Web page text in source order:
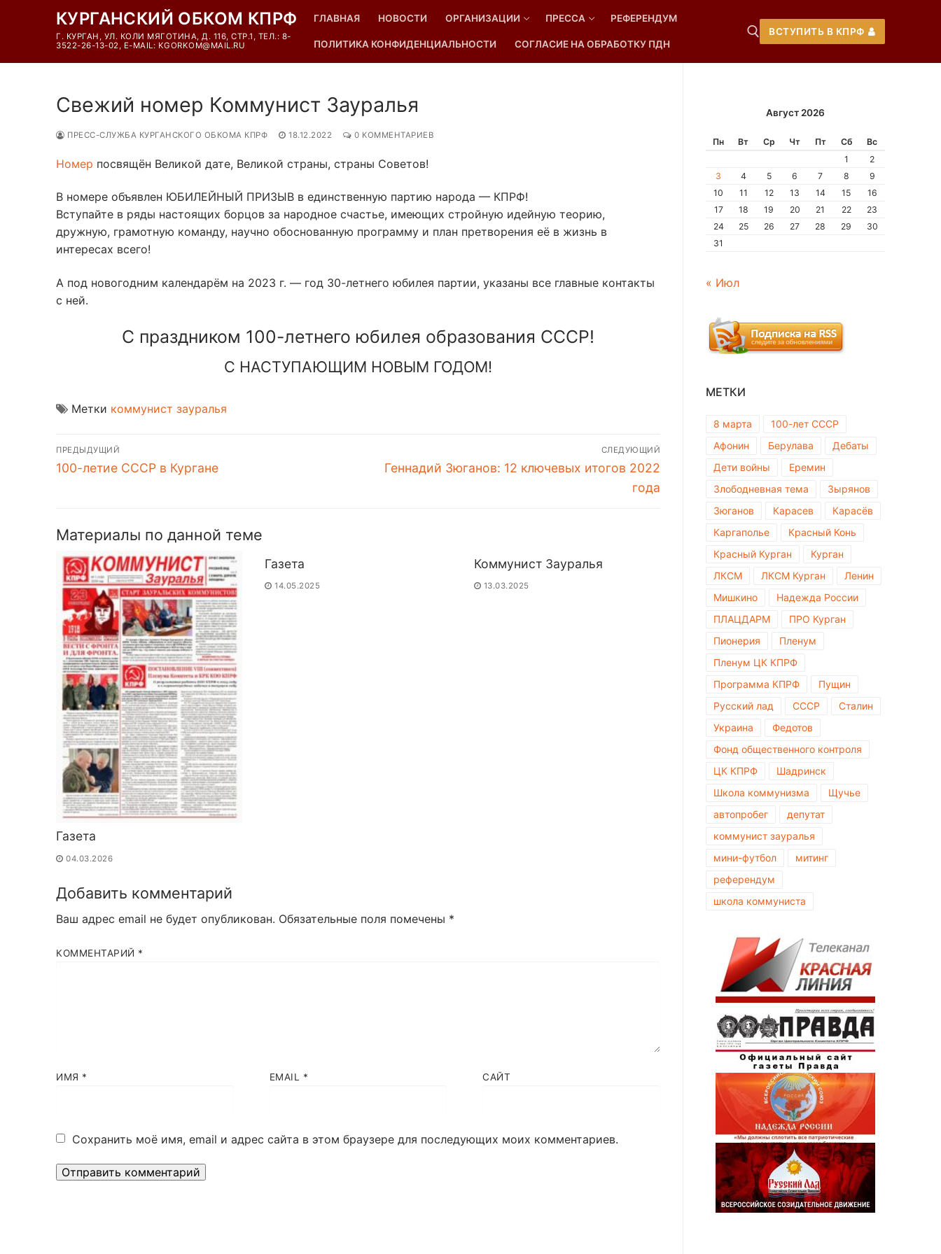
содержимому
КУРГАНСКИЙ ОБКОМ КПРФ
Г. КУРГАН, УЛ. КОЛИ МЯГОТИНА, Д. 116, СТР.1, ТЕЛ.: 8-
3522-26-13-02, E-MAIL: KGORKOM@MAIL.RU
ГЛАВНАЯ НОВОСТИ ОРГАНИЗАЦИИ ПРЕССА РЕФЕРЕНДУМ
ПОЛИТИКА КОНФИДЕНЦИАЛЬНОСТИ СОГЛАСИЕ НА ОБРАБОТКУ ПДН
ВСТУПИТЬ В КПРФ
Свежий номер Коммунист Зауралья
ПРЕСС-СЛУЖБА КУРГАНСКОГО ОБКОМА КПРФ 18.12.2022 0 КОММЕНТАРИЕВ
Номер посвящён Великой дате, Великой страны, страны Советов!
В номере объявлен ЮБИЛЕЙНЫЙ ПРИЗЫВ в единственную партию народа — КПРФ!
Вступайте в ряды настоящих борцов за народное счастье, имеющих стройную идейную теорию,
дружную, грамотную команду, научно обоснованную программу и план претворения её в жизнь в
интересах всего!
А под новогодним календарём на 2023 г. — год 30-летнего юбилея партии, указаны все главные контакты
с ней.
С праздником 100-летнего юбилея образования СССР!
С НАСТУПАЮЩИМ НОВЫМ ГОДОМ!
Метки коммунист зауралья
Навигация
по
ПРЕДЫДУЩИЙ
Предыдущая
100-летие СССР в Кургане
СЛЕДУЮЩИЙ
Следующая
Геннадий Зюганов: 12 ключевых итогов 2022
года
Материалы по данной теме
Газета
04.03.2026
Газета
14.05.2025
Коммунист Зауралья
13.03.2025
Добавить комментарий
Ваш адрес email не будет опубликован. Обязательные поля помечены *
КОММЕНТАРИЙ *
ИМЯ * EMAIL * САЙТ
Сохранить моё имя, email и адрес сайта в этом браузере для последующих моих комментариев.
Август 2026
Пн Вт Ср Чт Пт Сб
Вс
1
2
3
4 5 6 7 8
9
10
11 12 13 14 15
16
17
18 19 20 21 22
23
24
25 26 27 28 29
30
31
« Июл
МЕТКИ
8 марта
100-лет СССР
Афонин
Берулава
Дебаты
Дети войны
Еремин
Злободневная тема
Зырянов
Зюганов
Карасев
Карасёв
Каргаполье
Красный Конь
Красный Курган
Курган
ЛКСМ
ЛКСМ Курган
Ленин
Мишкино
Надежда России
ПЛАЦДАРМ
ПРО Курган
Пионерия
Пленум
Пленум ЦК КПРФ
Программа КПРФ
Пущин
Русский лад
СССР
Сталин
Украина
Федотов
Фонд общественного контроля
ЦК КПРФ
Шадринск
Школа коммунизма
Щучье
автопробег
депутат
коммунист зауралья
мини-футбол
митинг
референдум
школа коммуниста